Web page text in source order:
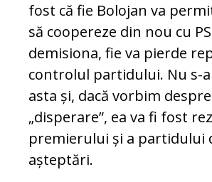
fost că fie Bolojan va
să coopereze din nou cu
demisiona, fie va pierde
controlul partidului. Nu s-
asta și, dacă vorbim despre
„disperare”, ea va fi fost
premierului și a partidului
așteptări.